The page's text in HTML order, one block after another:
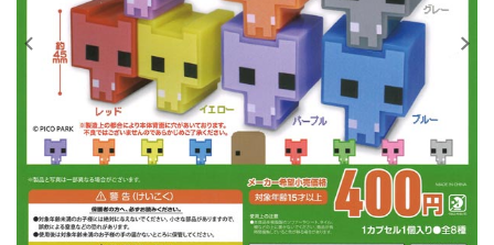
販促用空カプセル
レンタル
景品・玩具・文具
販促用カプセルトイ